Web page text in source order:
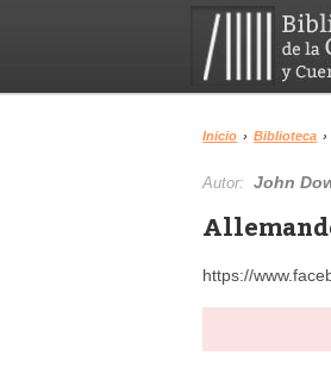
Inicio › Biblioteca ›
Autor:John
https://